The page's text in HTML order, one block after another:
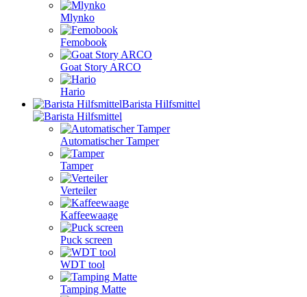
Mlynko
Femobook
Goat Story ARCO
Hario
Barista Hilfsmittel
Automatischer Tamper
Tamper
Verteiler
Kaffeewaage
Puck screen
WDT tool
Tamping Matte